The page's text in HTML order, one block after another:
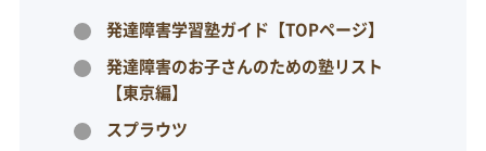
発達障害学習塾ガイド【TOPページ】
発達障害のお子さんのための塾リスト
【東京編】
スプラウツ